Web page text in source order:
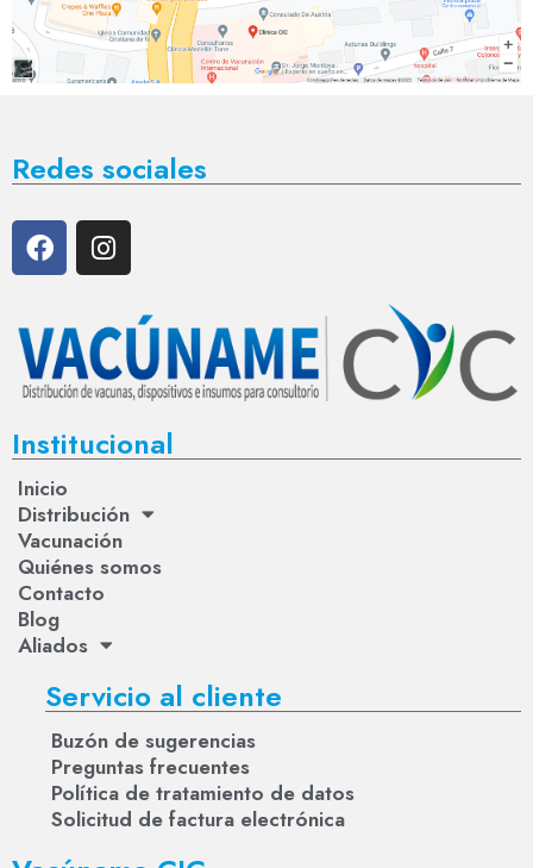
Redes sociales
Institucional
Inicio
Distribución
Vacunación
Quiénes somos
Contacto
Blog
Aliados
Servicio al cliente
Buzón de sugerencias
Preguntas frecuentes
Política de tratamiento de datos
Solicitud de factura electrónica